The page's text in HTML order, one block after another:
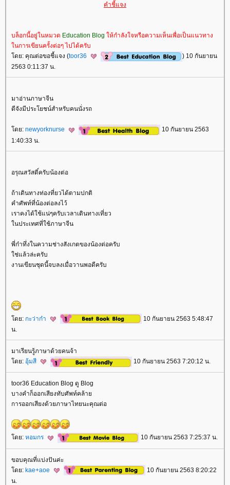
คำชี้แจง
บล็อกนี้อยู่ในหมวด Education Blog ห้กำลังใจหรือความเห็นเพื่อเป็นแนวทาง
นการเขียนครั้งต่อๆ ไปได้ครับ
ดย: คุณต่อขอชี้แจง (toor36
) 10 กันยายน
2563 0:11:37 น.
มาอ่านภาษาจีน
ดีจังมีประโยชน์สำหรับคนนั่งรถ
ดย: newyorknurse
10 กันยายน 2563
1:40:33 น.
อรุณสวัสดิ์ครับน้องต่อ
ถ้าเดินทางท่องที่ยวได้ตามปกติ
คำศัพท์ที่น้องต่อลงไว้
เราคงได้ใช้แน่ๆครับเวลาเดินทางเที่ยว
นประเทศที่ใช้ภาษาจีน
พี่ก๋าทึ่งในความช่างสังเกตของน้องต่อครับ
ช่แล้วล่ะครับ
งานเขียนชุดนี้จบลงเมื่อวานพอดีครับ
ดย: กะว่าก๋า
10 กันยายน 2563 5:48:47
น.
มาเรียนรู้ภาษาด้วยคนจ้า
ดย: อุ้มสี 10 กันยายน 2563 7:20:12 น.
toor36 Education Blog ดู Blog
บางคำก็ออกเสียงทับศัพท์คล้า
การออกเสียงด้วยภาษาไทยนะคุณต่อ
ดย: หอมกร 10 กันยายน 2563 7:25:37 น.
ขอบคุณที่แบ่งปันค่ะ
ดย: kae+aoe
10 กันยายน 2563 8:20:22
น.